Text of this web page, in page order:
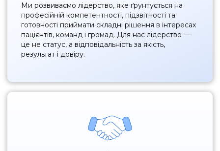
Ми розвиваємо лідерство, яке ґрунтується на
професійній компетентності, підзвітності та
готовності приймати складні рішення в інтересах
пацієнтів, команд і громад. Для нас лідерство —
це не статус, а відповідальність за якість,
результат і довіру.